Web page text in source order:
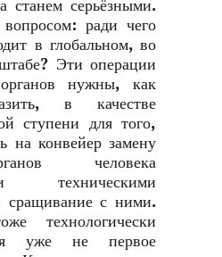
станем серьёзными.
вопросом: ради чего
в глобальном, во
Эти операции
нужны, как
в качестве
ступени для того,
на конвейер замену
человека
техническими
сращивание с ними.
технологически
уже не первое